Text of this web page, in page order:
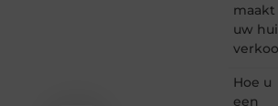
maakt
uw
Hoe u
een